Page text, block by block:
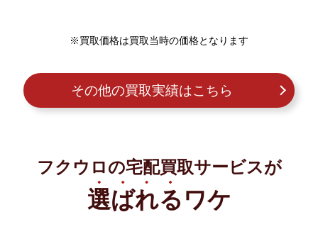
※買取価格は買取当時の価格となります
その他の買取実績はこちら
フクウロの宅配買取サービスが
選ばれる ワケ